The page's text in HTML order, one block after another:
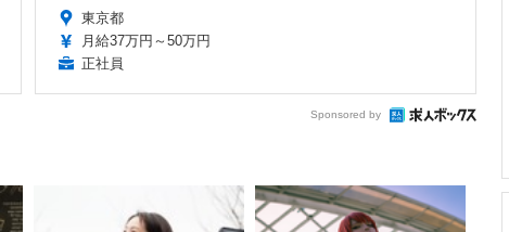
東京都
月給37万円～50万円
正社員
Sponsored by